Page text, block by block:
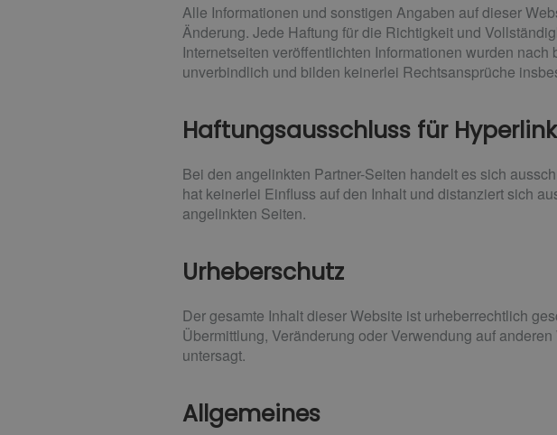
Alle Informationen und sonstigen Angaben auf dieser
Änderung. Jede Haftung für die Richtigkeit und
Internetseiten veröffentlichten Informationen wurden
unverbindlich und bilden keinerlei Rechtsansprüche
Haftungsausschluss für
Bei den angelinkten Partner-Seiten handelt es sich
hat keinerlei Einfluss auf den Inhalt und distanziert sich
angelinkten Seiten.
Urheberschutz
Der gesamte Inhalt dieser Website ist urheberrechtlich
Übermittlung, Veränderung oder Verwendung auf
untersagt.
Allgemeines